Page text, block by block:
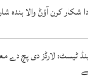
شکار کرن آؤݨ والا بندہ
ٹیسٹ: لارڈز دی پچ دے